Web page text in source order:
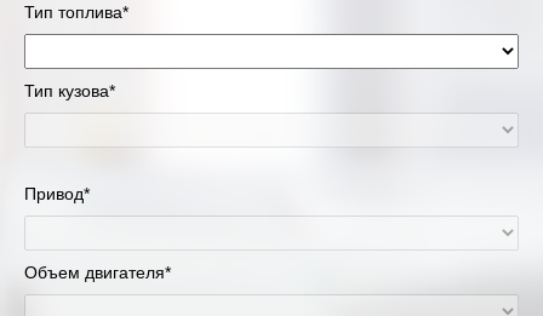
Красноярск
Липецк
Тип топлива*
Тип кузова*
Привод*
Объем двигателя*